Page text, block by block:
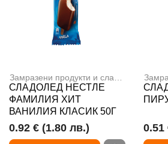
СЛАДОЛЕД НЕСТЛЕ
ФАМИЛИЯ ХИТ
ВАНИЛИЯ КЛАСИК 50Г
0.92 € (1.80 лв.)
0.51